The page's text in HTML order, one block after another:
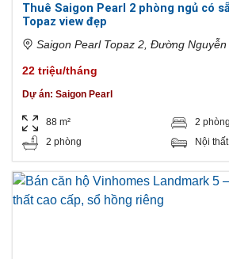
Thuê Saigon Pearl 2 phòng ngủ có
Topaz view đẹp
Saigon Pearl Topaz 2, Đường
22 triệu/tháng
Dự án: Saigon Pearl
88 m²
2 phòng
2 phòng
Nội